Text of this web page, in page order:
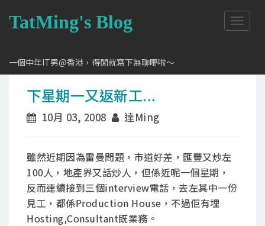
TatMing's Blog
一個中年IT男@香港，得閒就寫下無聊嘢啦～
T
o
o
下星期一又返新工...
10月 03, 2008 達Ming
雖然近期因為雷曼問題，市道好差，匯豐又炒左
100人，地產界又話炒人，但係近呢一個星期，
反而連續接到三個interview電話，去左其中一份
見工，都係Production House，不過佢有埋
Hosting,Consultant既業務。